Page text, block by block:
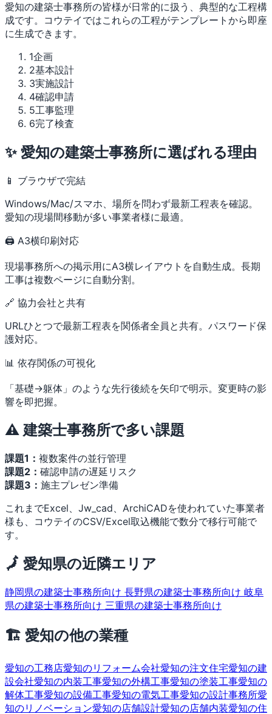
愛知の建築士事務所の皆様が日常的に扱う、典型的な工程構
成です。コウテイではこれらの工程がテンプレートから即座
に生成できます。
1企画
2基本設計
3実施設計
4確認申請
5工事監理
6完了検査
✨ 愛知の建築士事務所に選ばれる理由
📱 ブラウザで完結
Windows/Mac/スマホ、場所を問わず最新工程表を確認。
愛知の現場間移動が多い事業者様に最適。
🖨 A3横印刷対応
現場事務所への掲示用にA3横レイアウトを自動生成。長期
工事は複数ページに自動分割。
🔗 協力会社と共有
URLひとつで最新工程表を関係者全員と共有。パスワード保
護対応。
📊 依存関係の可視化
「基礎→躯体」のような先行後続を矢印で明示。変更時の影
響を即把握。
⚠️ 建築士事務所で多い課題
課題1： 複数案件の並行管理
課題2： 確認申請の遅延リスク
課題3： 施主プレゼン準備
これまでExcel、Jw_cad、ArchiCADを使われていた事業者
様も、コウテイのCSV/Excel取込機能で数分で移行可能で
す。
🗾 愛知県の近隣エリア
静岡県の建築士事務所向け 長野県の建築士事務所向け 岐阜
県の建築士事務所向け 三重県の建築士事務所向け
🏗 愛知の他の業種
愛知の工務店愛知のリフォーム会社愛知の注文住宅愛知の建
設会社愛知の内装工事愛知の外構工事愛知の塗装工事愛知の
解体工事愛知の設備工事愛知の電気工事愛知の設計事務所愛
知のリノベーション愛知の店舗設計愛知の店舗内装愛知の住